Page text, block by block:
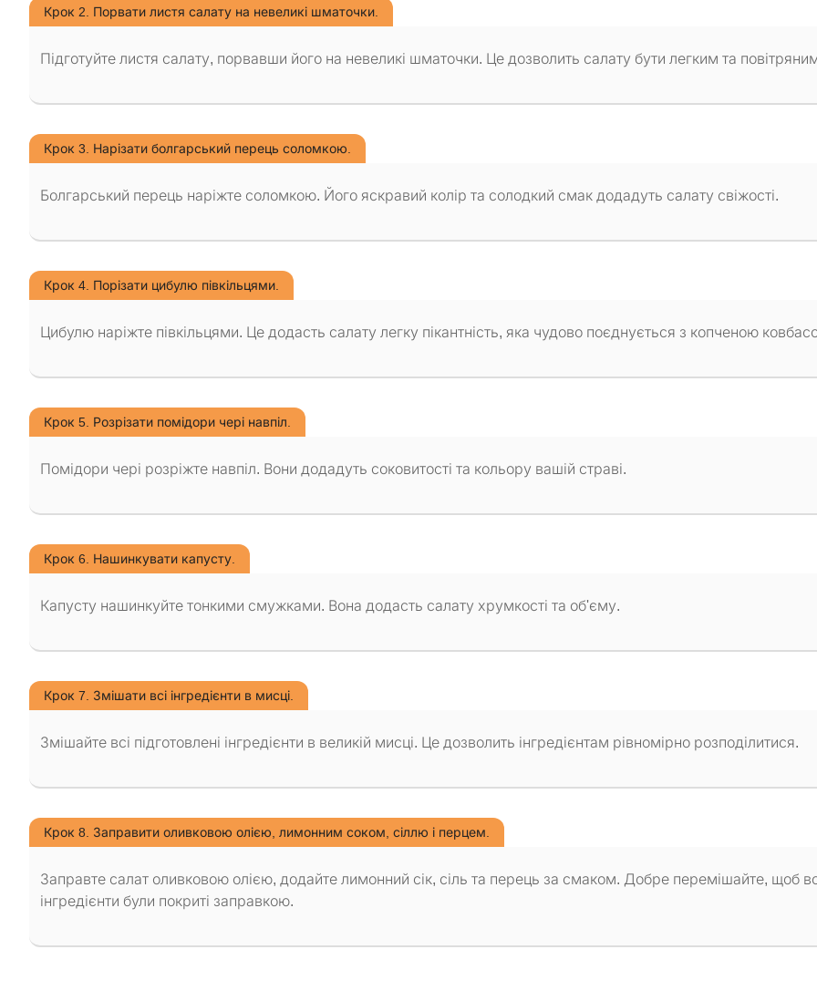
Крок 2. Порвати листя салату на невеликі шматочки.
Підготуйте листя салату, порвавши його на невеликі шматочки. Це дозволить салату бути легким та
Крок 3. Нарізати болгарський перець соломкою.
Болгарський перець наріжте соломкою. Його яскравий колір та солодкий смак додадуть салату свіжості.
Крок 4. Порізати цибулю півкільцями.
Цибулю наріжте півкільцями. Це додасть салату легку пікантність, яка чудово поєднується з копченою
Крок 5. Розрізати помідори чері навпіл.
Помідори чері розріжте навпіл. Вони додадуть соковитості та кольору вашій страві.
Крок 6. Нашинкувати капусту.
Капусту нашинкуйте тонкими смужками. Вона додасть салату хрумкості та об'єму.
Крок 7. Змішати всі інгредієнти в мисці.
Змішайте всі підготовлені інгредієнти в великій мисці. Це дозволить інгредієнтам рівномірно розподілитися.
Крок 8. Заправити оливковою олією, лимонним соком, сіллю і перцем.
Заправте салат оливковою олією, додайте лимонний сік, сіль та перець за смаком. Добре перемішайте, щоб
інгредієнти були покриті заправкою.